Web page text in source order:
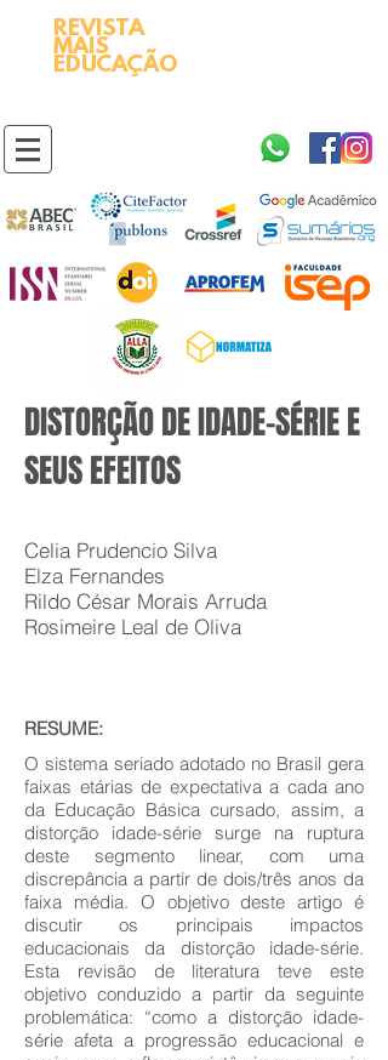
REVISTA
MAIS
EDUCAÇÃO
DISTORÇÃO DE IDADE-SÉRIE E
SEUS EFEITOS
Celia Prudencio Silva
Elza Fernandes
Rildo César Morais Arruda
Rosimeire Leal de Oliva
RESUME:
O sistema seriado adotado no Brasil gera
faixas etárias de expectativa a cada ano
da Educação Básica cursado, assim, a
distorção idade-série surge na ruptura
deste segmento linear, com uma
discrepância a partir de dois/três anos da
faixa média. O objetivo deste artigo é
discutir os principais impactos
educacionais da distorção idade-série.
Esta revisão de literatura teve este
objetivo conduzido a partir da seguinte
problemática: “como a distorção idade-
série afeta a progressão educacional e